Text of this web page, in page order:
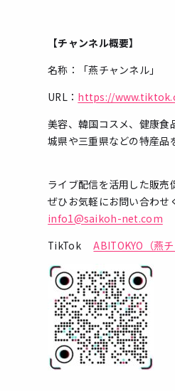
【チャンネル概要】
名称：「燕チャンネル」
URL： https://
美容、韓国コスメ、健康食
城県や三重県などの特産品
ライブ配信を活用した販売
ぜひお気軽にお問い合わせ
info1@saikoh-net.com
TikTokABITOKYO（燕チ